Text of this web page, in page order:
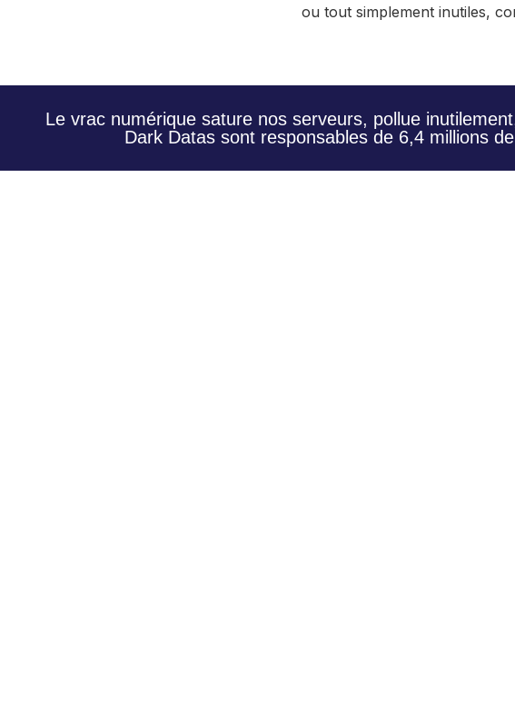
ou tout simplement inutiles,
Le vrac numérique sature nos serveurs, pollue
Dark Datas sont responsables de 6,4 millions